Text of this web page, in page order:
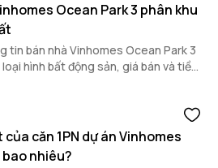
Ocean Park 3 phân khu
tin bán nhà Vinhomes Ocean Park 3
hình bất động sản, giá bán và tiềm
cấp này.
căn 1PN dự án Vinhomes
bao nhiêu?